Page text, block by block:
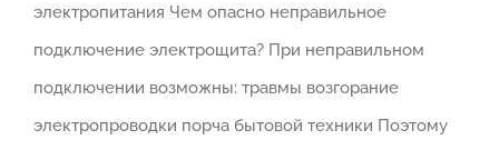
электропитания Чем опасно неправильное
подключение электрощита? При неправильном
подключении возможны: травмы возгорание
электропроводки порча бытовой техники Поэтому